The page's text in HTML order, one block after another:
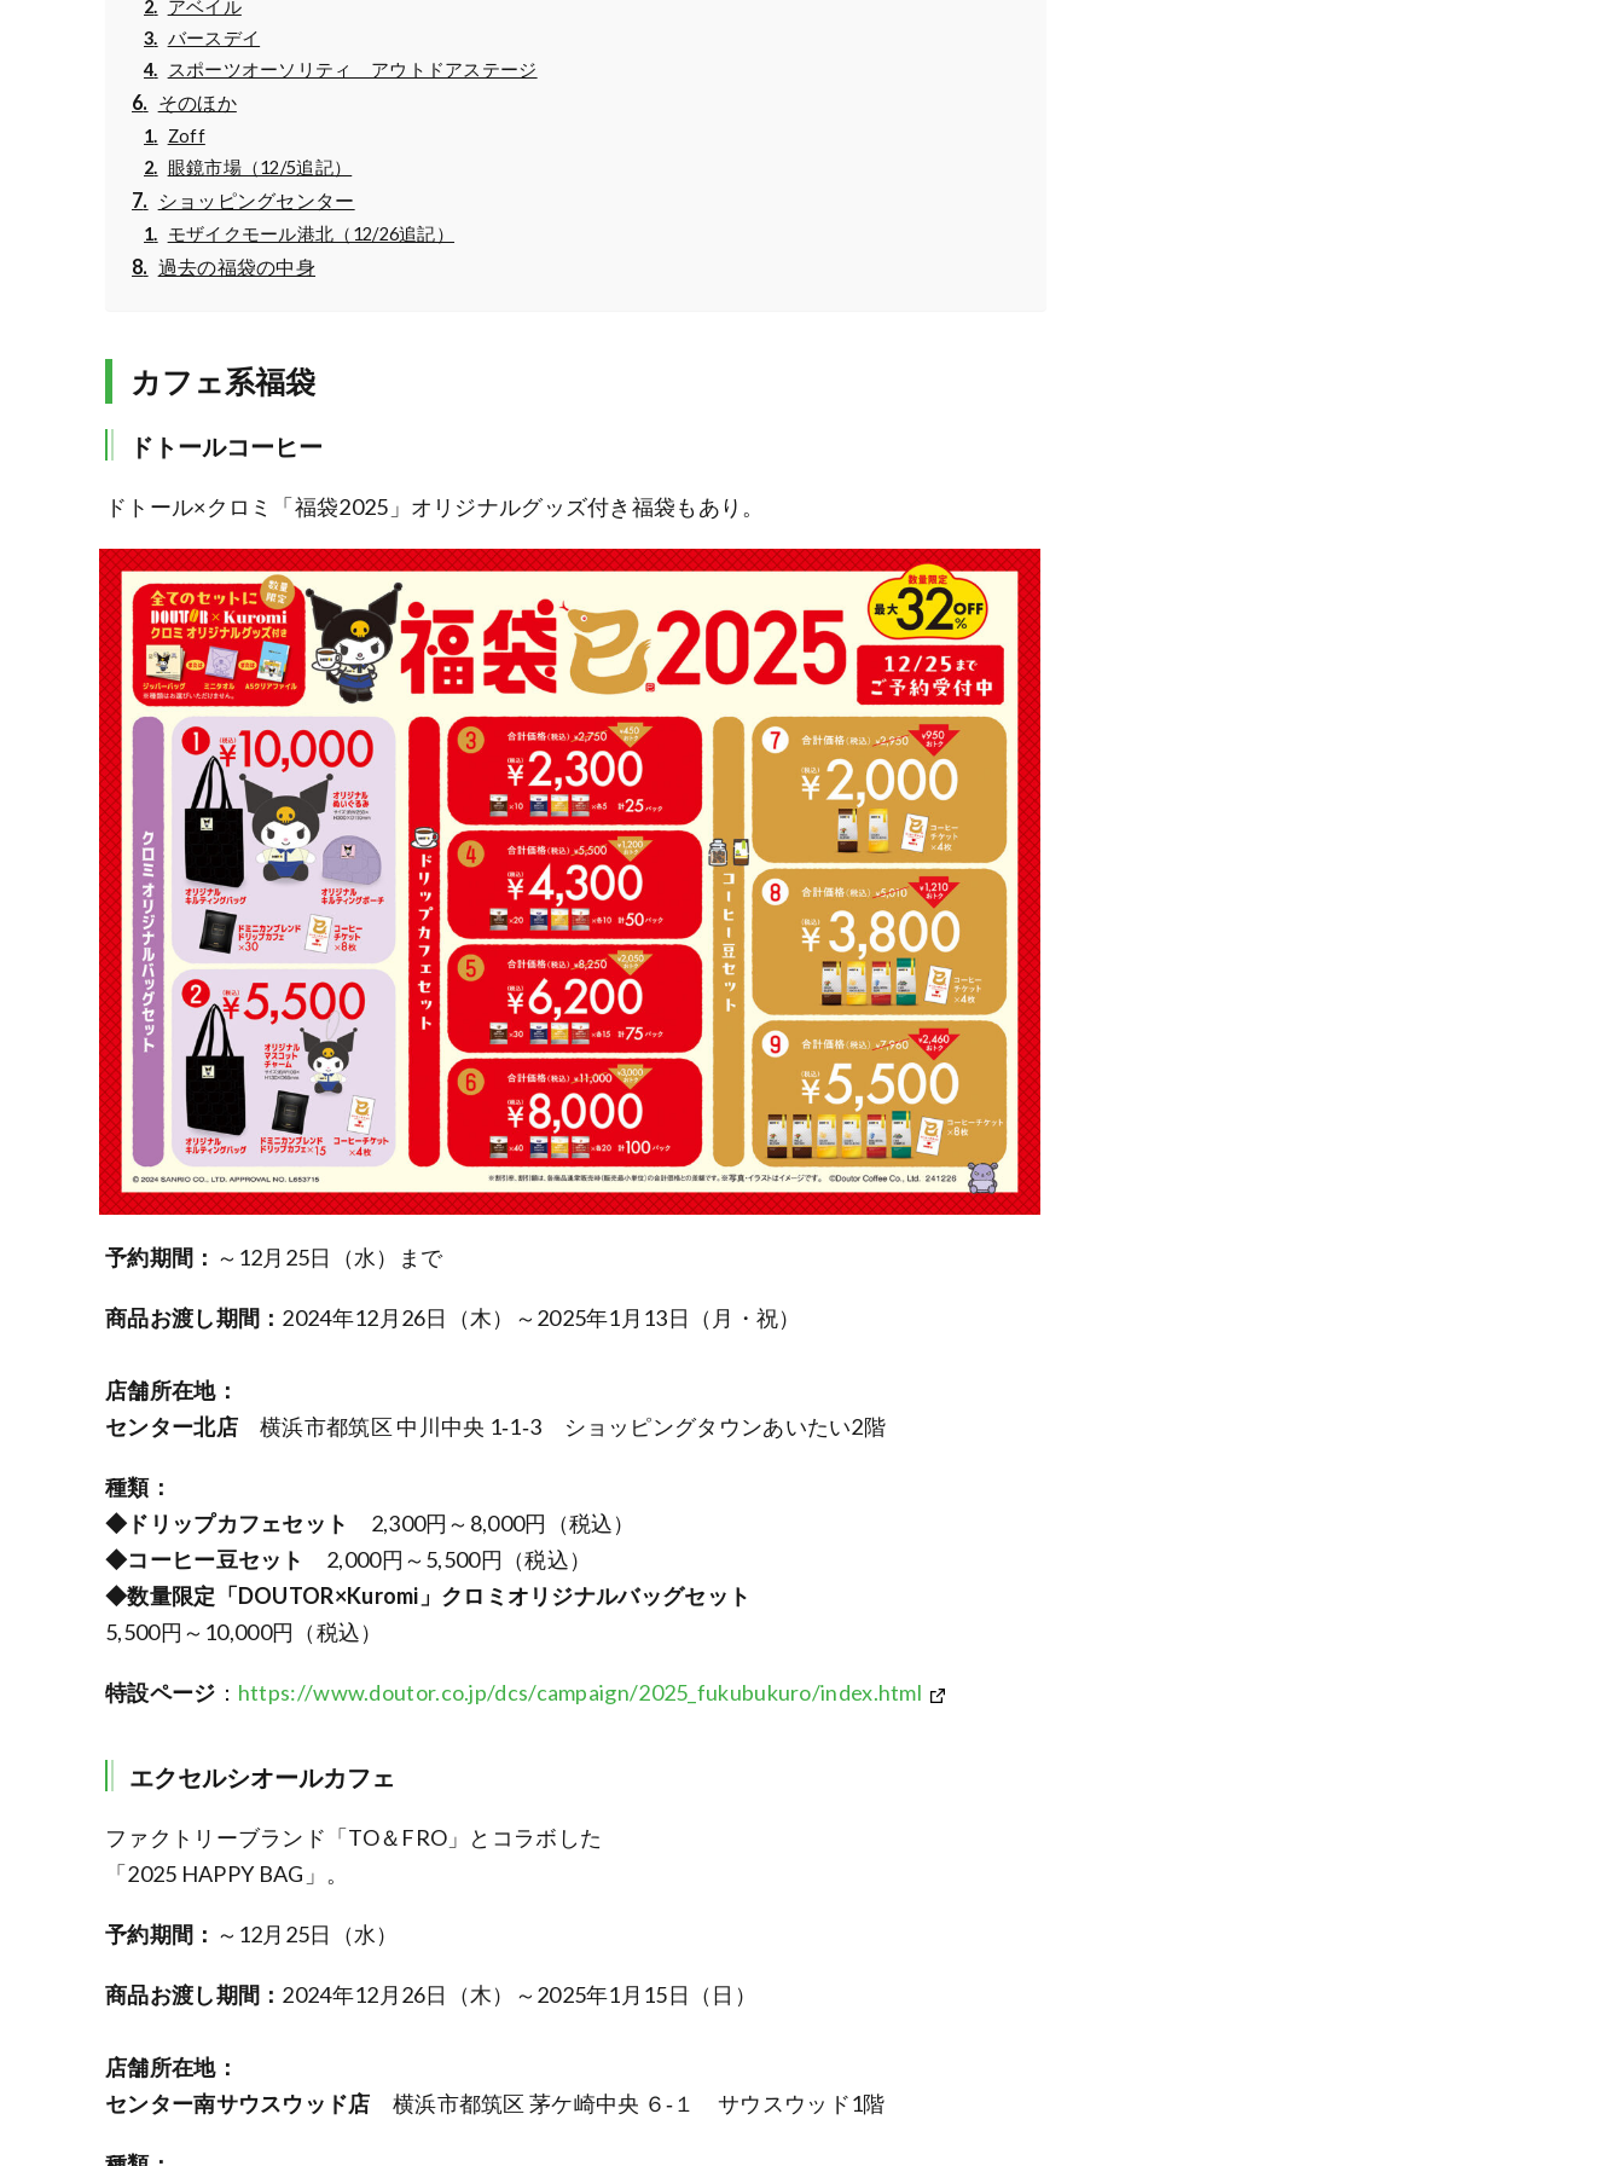
アベイル
バースデイ
スポーツオーソリティ アウトドアステージ
そのほか
Zoff
眼鏡市場（12/5追記）
ショッピングセンター
モザイクモール港北（12/26追記）
過去の福袋の中身
カフェ系福袋
ドトールコーヒー
ドトール×クロミ「福袋2025」オリジナルグッズ付き福袋もあり。
予約期間： ～12月25日（水）まで
商品お渡し期間： 2024年12月26日（木）～2025年1月13日（月・祝）
店舗所在地：
センター北店横浜市都筑区 中川中央 1‐1‐3 ショッピングタウンあいたい2階
種類：
◆ドリップカフェセット
2,300円～8,000円（税込）
◆コーヒー豆セット
2,000円～5,500円（税込）
◆数量限定「DOUTOR×Kuromi」クロミオリジナルバッグセット
5,500円～10,000円（税込）
特設ページ ： https://www.doutor.co.jp/dcs/campaign/2025_fukubukuro/index.html
エクセルシオールカフェ
ファクトリーブランド「TO＆FRO」とコラボした
「2025 HAPPY BAG」。
予約期間： ～12月25日（水）
商品お渡し期間： 2024年12月26日（木）～2025年1月15日（日）
店舗所在地：
センター南サウスウッド店 横浜市都筑区 茅ケ崎中央 ６‐１ サウスウッド1階